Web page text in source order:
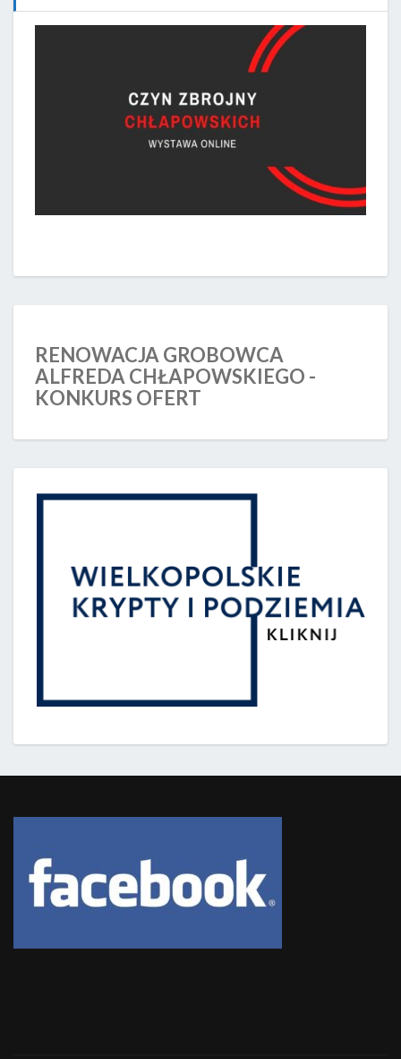
RENOWACJA GROBOWCA
ALFREDA CHŁAPOWSKIEGO -
KONKURS OFERT